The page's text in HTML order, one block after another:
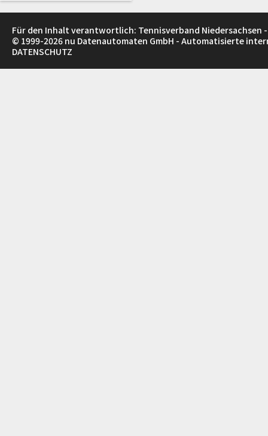
Für den Inhalt verantwortlich: Tennisverband Niedersachsen -
© 1999-2026 nu Datenautomaten GmbH - Automatisierte
DATENSCHUTZ